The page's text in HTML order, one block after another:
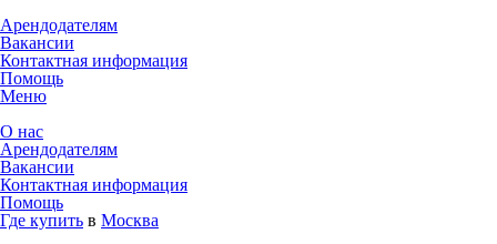
Арендодателям
Вакансии
Контактная информация
Помощь
Меню
О нас
Арендодателям
Вакансии
Контактная информация
Помощь
Где купить в Москва